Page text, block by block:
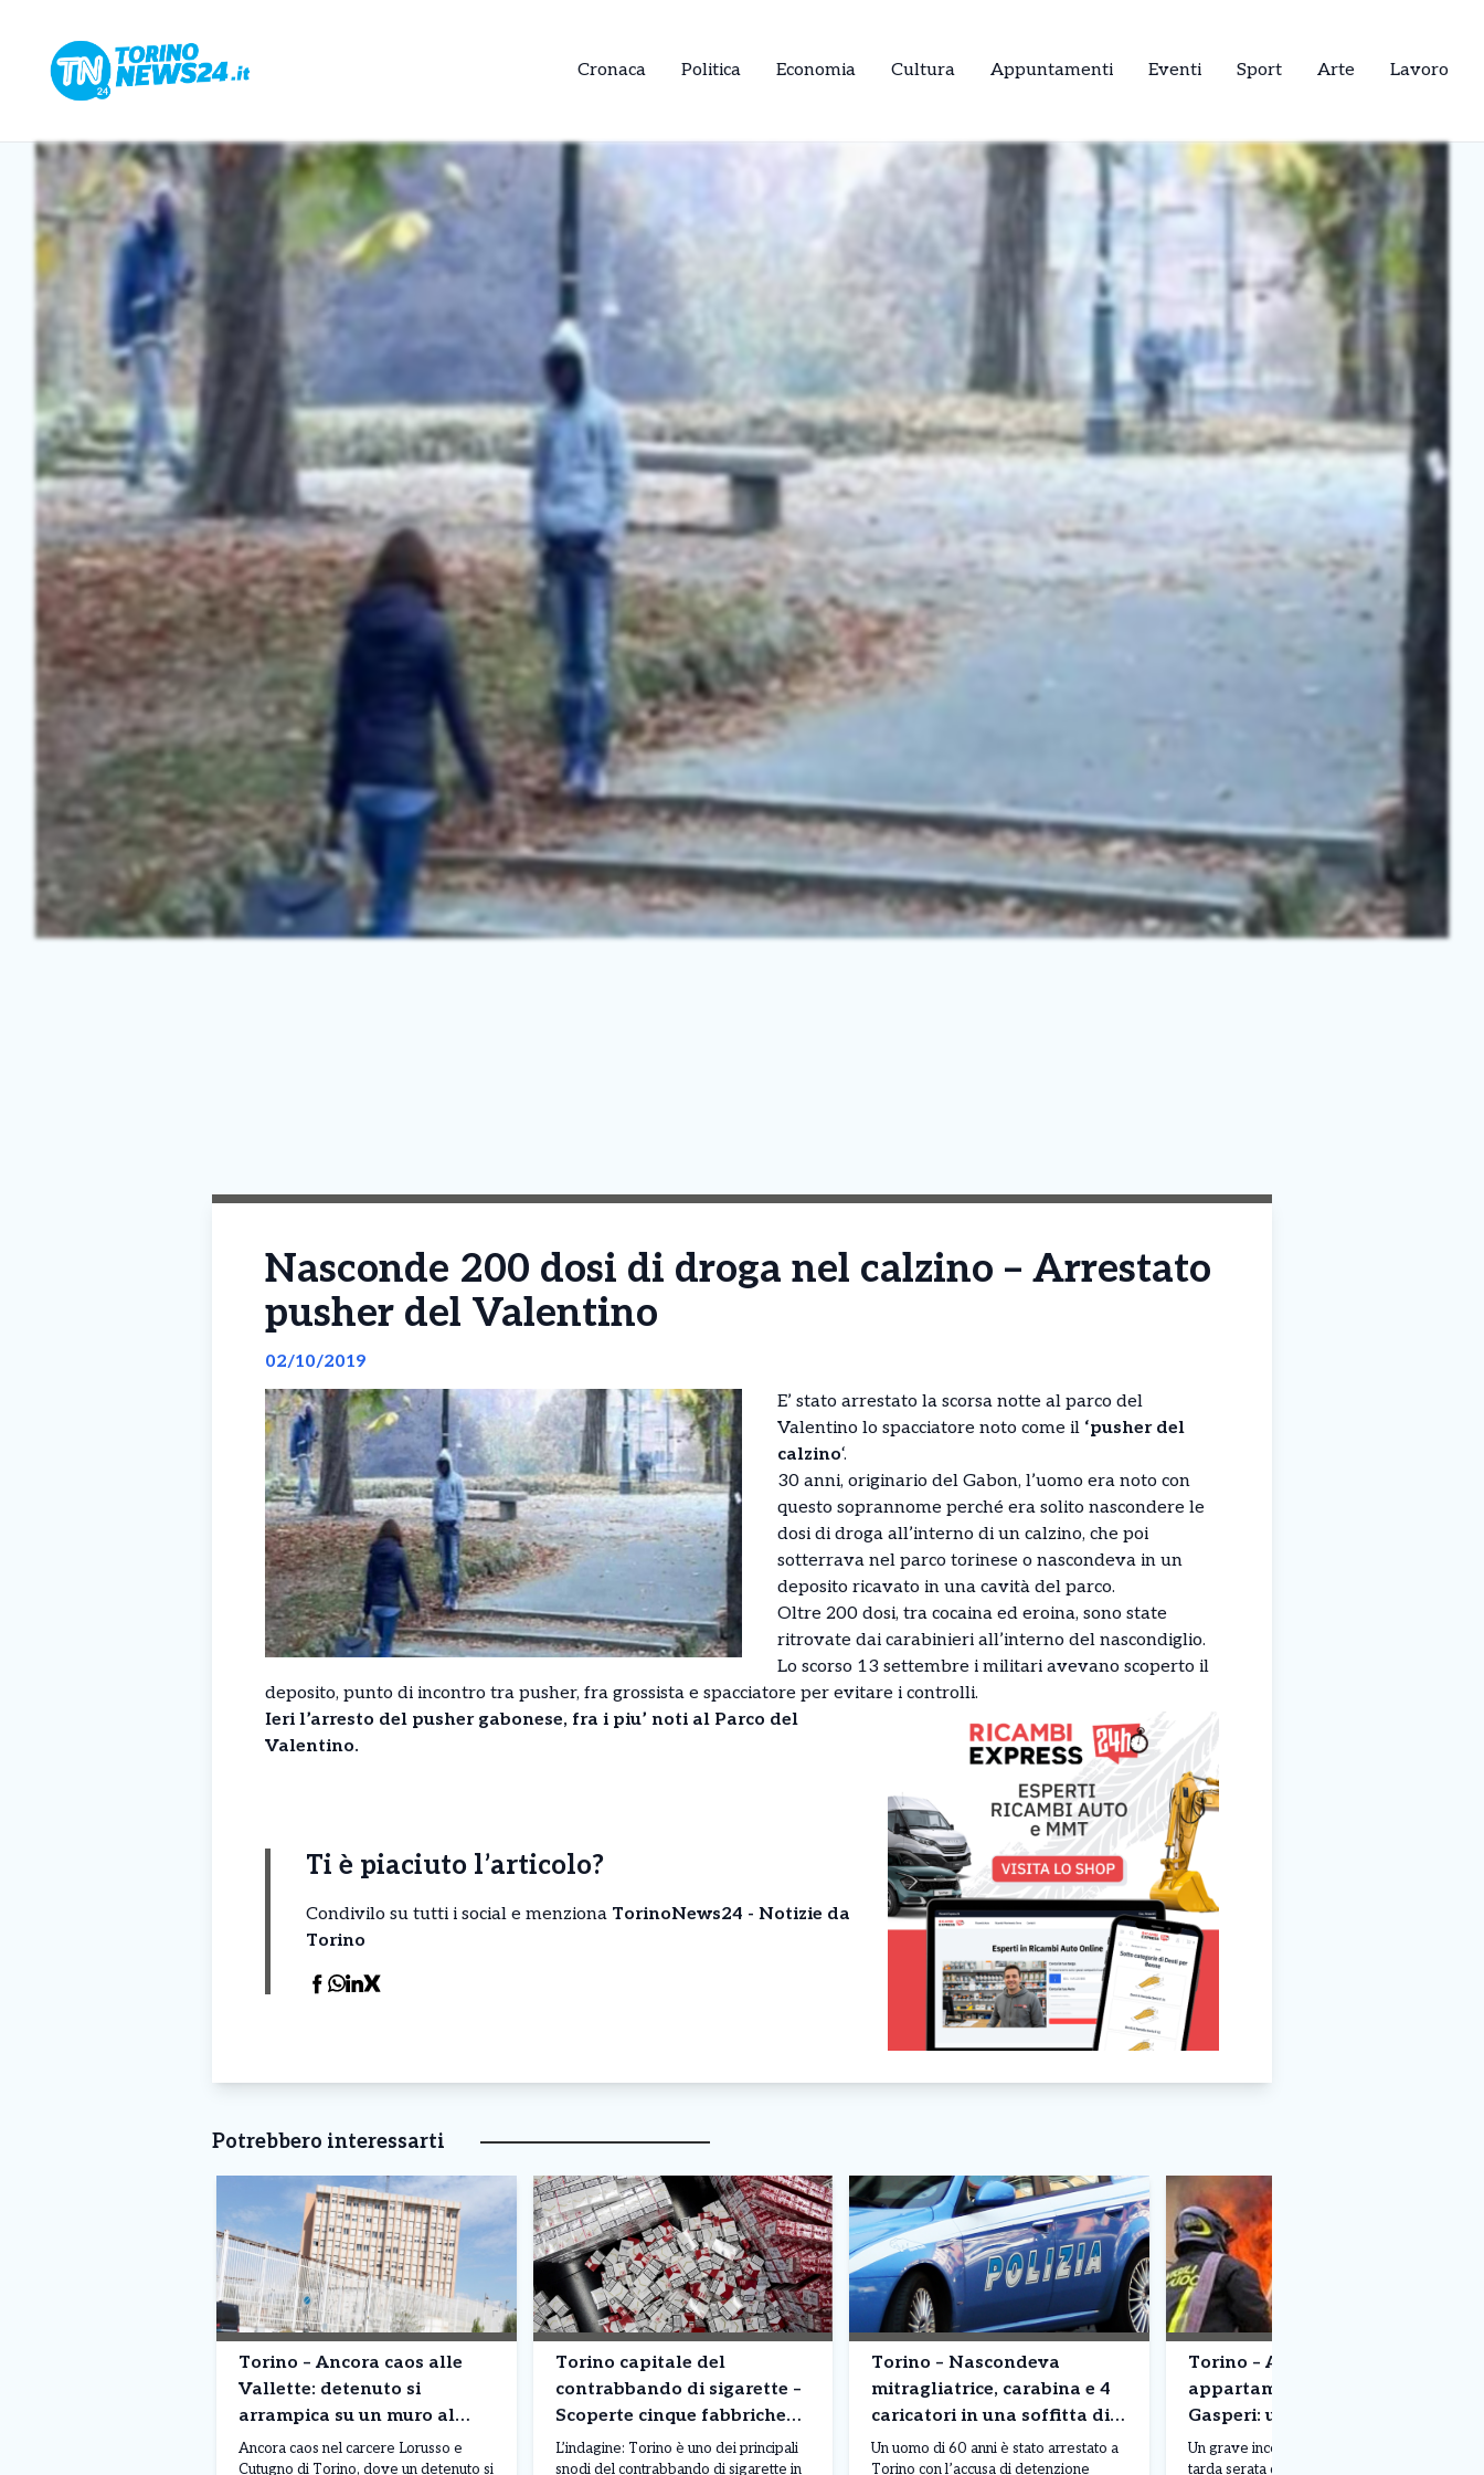
Cronaca Politica Economia Cultura Appuntamenti Eventi Sport Arte Lavoro
Nasconde 200 dosi di droga nel calzino – Arrestato
pusher del Valentino
02/10/2019
E’ stato arrestato la scorsa notte al parco del
Valentino lo spacciatore noto come il ‘pusher del
calzino‘.
30 anni, originario del Gabon, l’uomo era noto con
questo soprannome perché era solito nascondere le
dosi di droga all’interno di un calzino, che poi
sotterrava nel parco torinese o nascondeva in un
deposito ricavato in una cavità del parco.
Oltre 200 dosi, tra cocaina ed eroina, sono state
ritrovate dai carabinieri all’interno del nascondiglio.
Lo scorso 13 settembre i militari avevano scoperto il
deposito, punto di incontro tra pusher, fra grossista e spacciatore per evitare i controlli.
Ieri l’arresto del pusher gabonese, fra i piu’ noti al Parco del
Valentino.
Ti è piaciuto l’articolo?
Condivilo su tutti i social e menziona TorinoNews24 - Notizie da
Torino
Potrebbero interessarti
Torino – Ancora caos alle
Vallette: detenuto si
arrampica su un muro al
terzo piano. Situazione fuori
controllo
Ancora caos nel carcere Lorusso e
Cutugno di Torino, dove un detenuto si
Torino capitale del
contrabbando di sigarette –
Scoperte cinque fabbriche
clandestine: milioni di
pacchetti prodotti
L’indagine: Torino è uno dei principali
snodi del contrabbando di sigarette in
Torino – Nascondeva
mitragliatrice, carabina e 4
caricatori in una soffitta di
corso Moncalieri. Arrestato
Un uomo di 60 anni è stato arrestato a
Torino con l’accusa di detenzione
Torino – A fuoco
appartamento in corso De
Gasperi: uomo ustionato. E’
grave
Un grave incendio si è sviluppato nella
tarda serata di sabato 1 agosto